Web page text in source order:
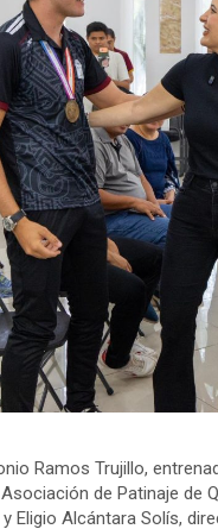
Ramos Trujillo,
de Patinaje de
Eligio Alcántara Solís,